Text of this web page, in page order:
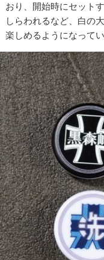
おり、開始時にセット
しらわれるなど、白の
楽しめるようになってい